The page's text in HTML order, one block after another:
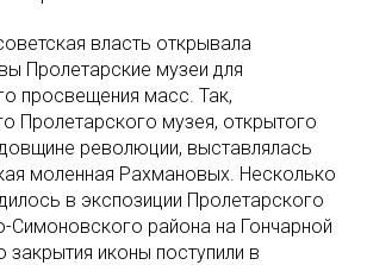
власть открывала
Пролетарские музеи для
просвещения масс. Так,
Пролетарского музея, открытого
революции, выставлялась
моленная Рахмановых. Несколько
в экспозиции Пролетарского
Симоновского района на Гончарной
закрытия иконы поступили в